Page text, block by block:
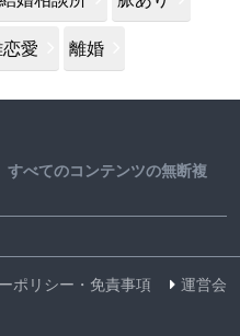
愛 離婚
べてのコンテンツの無断複
ポリシー・免責事項
運営会